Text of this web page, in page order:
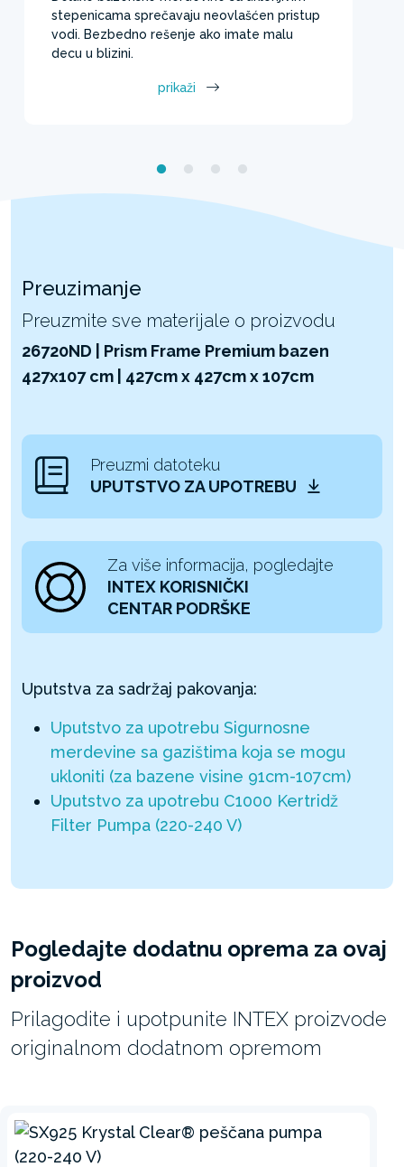
stepenicama sprečavaju neovlašćen pristup
vodi. Bezbedno rešenje ako imate malu
decu u blizini.
prikaži
Preuzimanje
Preuzmite sve materijale o proizvodu
26720ND | Prism Frame Premium bazen
427x107 cm | 427cm x 427cm x 107cm
Preuzmi datoteku
UPUTSTVO ZA UPOTREBU
Za više informacija, pogledajte
INTEX KORISNIČKI
CENTAR PODRŠKE
Uputstva za sadržaj pakovanja:
Uputstvo za upotrebu Sigurnosne
merdevine sa gazištima koja se mogu
ukloniti (za bazene visine 91cm-107cm)
Uputstvo za upotrebu C1000 Kertridž
Filter Pumpa (220-240 V)
Pogledajte dodatnu oprema za ovaj
proizvod
Prilagodite i upotpunite INTEX proizvode
originalnom dodatnom opremom